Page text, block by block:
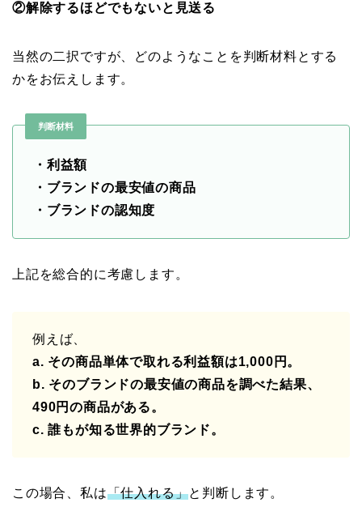
②解除するほどでもないと見送る
当然の二択ですが、どのようなことを判断材料とする
かをお伝えします。
判断材料
・利益額
・ブランドの最安値の商品
・ブランドの認知度
上記を総合的に考慮します。
例えば、
a. その商品単体で取れる利益額は1,000円。
b. そのブランドの最安値の商品を調べた結果、
490円の商品がある。
c. 誰もが知る世界的ブランド。
この場合、私は「仕入れる」と判断します。